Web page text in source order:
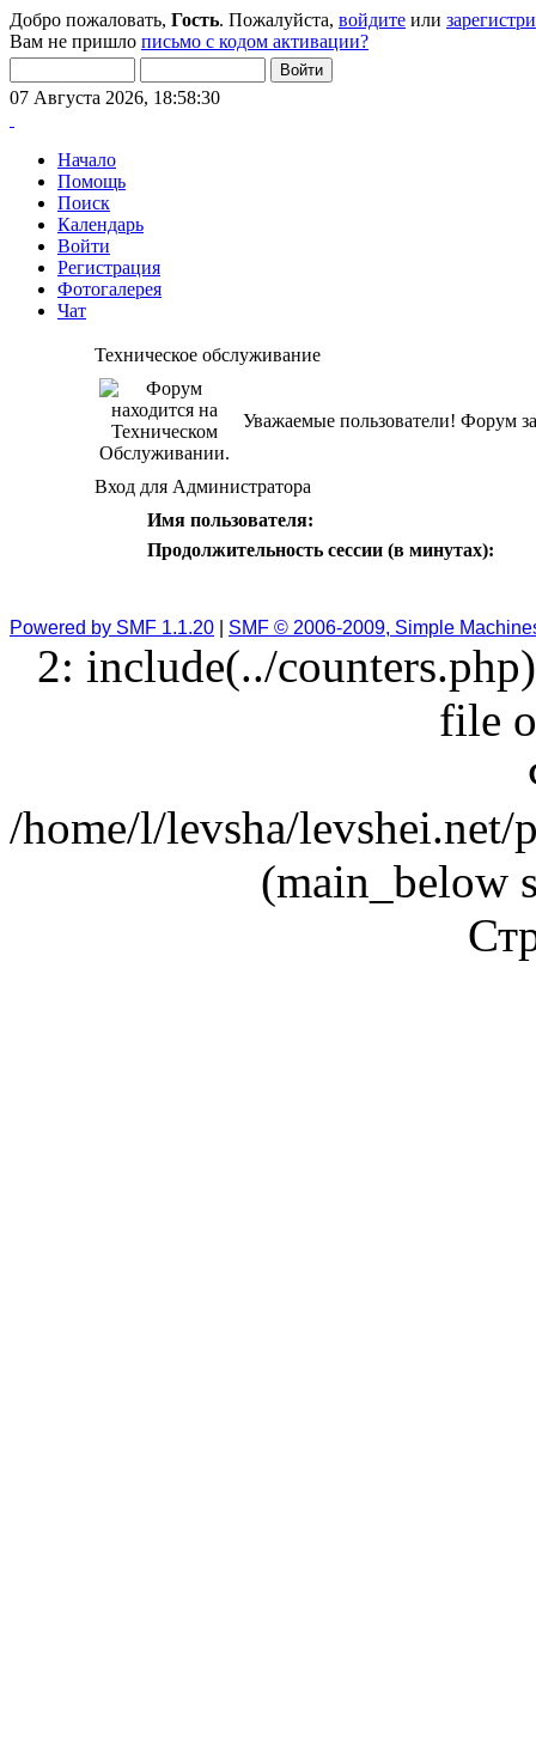
Добро пожаловать, Гость. Пожалуйста, войдите или
Вам не пришло письмо с кодом активации?
07 Августа 2026, 18:58:30
Начало
Помощь
Поиск
Календарь
Войти
Регистрация
Фотогалерея
Чат
Техническое обслуживание
Уважаемые пользователи! Форум
Вход для Администратора
Имя пользователя:
Продолжительность сессии (в минутах):
Powered by SMF 1.1.20 SMF © 2006-2009, Simple
2: include(../
file
/home/l/levsha/
(main_below